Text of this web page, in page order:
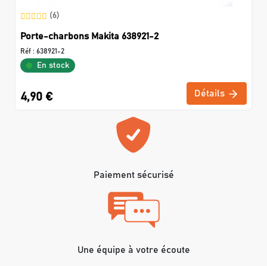
(6)
Porte-charbons Makita 638921-2
Réf : 638921-2
En stock
4,90 € Détails
Paiement sécurisé
Une équipe à votre écoute